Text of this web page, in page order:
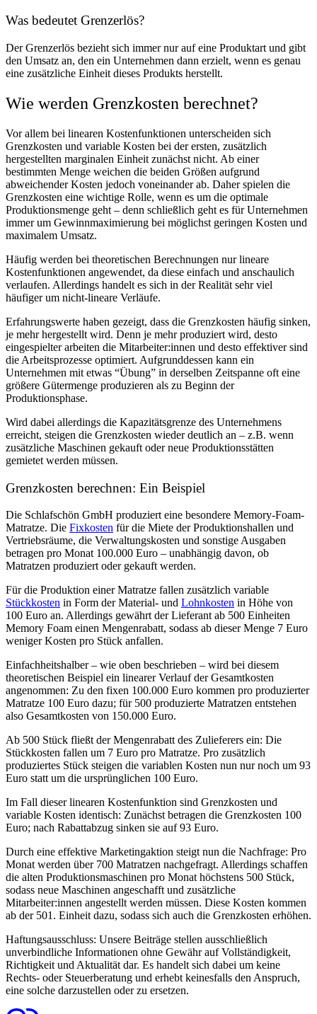
Was bedeutet Grenzerlös?
Der Grenzerlös bezieht sich immer nur auf eine Produktart und gibt
den Umsatz an, den ein Unternehmen dann erzielt, wenn es genau
eine zusätzliche Einheit dieses Produkts herstellt.
Wie werden Grenzkosten berechnet?
Vor allem bei linearen Kostenfunktionen unterscheiden sich
Grenzkosten und variable Kosten bei der ersten, zusätzlich
hergestellten marginalen Einheit zunächst nicht. Ab einer
bestimmten Menge weichen die beiden Größen aufgrund
abweichender Kosten jedoch voneinander ab. Daher spielen die
Grenzkosten eine wichtige Rolle, wenn es um die optimale
Produktionsmenge geht – denn schließlich geht es für Unternehmen
immer um Gewinnmaximierung bei möglichst geringen Kosten und
maximalem Umsatz.
Häufig werden bei theoretischen Berechnungen nur lineare
Kostenfunktionen angewendet, da diese einfach und anschaulich
verlaufen. Allerdings handelt es sich in der Realität sehr viel
häufiger um nicht-lineare Verläufe.
Erfahrungswerte haben gezeigt, dass die Grenzkosten häufig sinken,
je mehr hergestellt wird. Denn je mehr produziert wird, desto
eingespielter arbeiten die Mitarbeiter:innen und desto effektiver sind
die Arbeitsprozesse optimiert. Aufgrunddessen kann ein
Unternehmen mit etwas “Übung” in derselben Zeitspanne oft eine
größere Gütermenge produzieren als zu Beginn der
Produktionsphase.
Wird dabei allerdings die Kapazitätsgrenze des Unternehmens
erreicht, steigen die Grenzkosten wieder deutlich an – z.B. wenn
zusätzliche Maschinen gekauft oder neue Produktionsstätten
gemietet werden müssen.
Grenzkosten berechnen: Ein Beispiel
Die Schlafschön GmbH produziert eine besondere Memory-Foam-
Matratze. Die Fixkosten für die Miete der Produktionshallen und
Vertriebsräume, die Verwaltungskosten und sonstige Ausgaben
betragen pro Monat 100.000 Euro – unabhängig davon, ob
Matratzen produziert oder gekauft werden.
Für die Produktion einer Matratze fallen zusätzlich variable
Stückkosten in Form der Material- und Lohnkosten in Höhe von
100 Euro an. Allerdings gewährt der Lieferant ab 500 Einheiten
Memory Foam einen Mengenrabatt, sodass ab dieser Menge 7 Euro
weniger Kosten pro Stück anfallen.
Einfachheitshalber – wie oben beschrieben – wird bei diesem
theoretischen Beispiel ein linearer Verlauf derGesamtkosten
angenommen: Zu den fixen 100.000 Euro kommen pro produzierter
Matratze 100 Euro dazu; für 500 produzierte Matratzen entstehen
also Gesamtkosten von 150.000 Euro.
Ab 500 Stück fließt der Mengenrabatt des Zulieferers ein: Die
Stückkosten fallen um 7 Euro pro Matratze. Pro zusätzlich
produziertes Stück steigen die variablen Kosten nun nur noch um 93
Euro statt um die ursprünglichen 100 Euro.
Im Fall dieser linearen Kostenfunktion sind Grenzkosten und
variable Kosten identisch: Zunächst betragen die Grenzkosten 100
Euro; nach Rabattabzug sinken sie auf 93 Euro.
Durch eine effektive Marketingaktion steigt nun die Nachfrage: Pro
Monat werden über 700 Matratzen nachgefragt. Allerdings schaffen
die alten Produktionsmaschinen pro Monat höchstens 500 Stück,
sodass neue Maschinen angeschafft und zusätzliche
Mitarbeiter:innen angestellt werden müssen. Diese Kosten kommen
ab der 501. Einheit dazu, sodass sich auch die Grenzkosten erhöhen.
Haftungsausschluss: Unsere Beiträge stellen ausschließlich
unverbindliche Informationen ohne Gewähr auf Vollständigkeit,
Richtigkeit und Aktualität dar. Es handelt sich dabei um keine
Rechts- oder Steuerberatung und erhebt keinesfalls den Anspruch,
eine solche darzustellen oder zu ersetzen.